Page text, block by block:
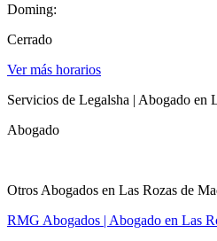
Doming:
Cerrado
Ver más horarios
Servicios de Legalsha | Abogado en
Abogado
Otros Abogados en Las Rozas de
RMG Abogados | Abogado en Las